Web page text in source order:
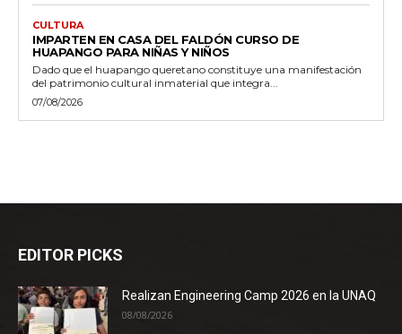
CULTURA
IMPARTEN EN CASA DEL FALDÓN CURSO DE
HUAPANGO PARA NIÑAS Y NIÑOS
Dado que el huapango queretano constituye una manifestación
del patrimonio cultural inmaterial que integra...
07/08/2026
EDITOR PICKS
Realizan Engineering Camp 2026 en la UNAQ
08/08/2026